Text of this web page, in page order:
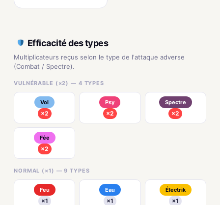
Efficacité des types
Multiplicateurs reçus selon le type de l'attaque adverse
(Combat / Spectre).
VULNÉRABLE (×2) — 4 TYPES
Vol
×2
Psy
×2
Spectre
×2
Fée
×2
NORMAL (×1) — 9 TYPES
Feu
×1
Eau
×1
Électrik
×1